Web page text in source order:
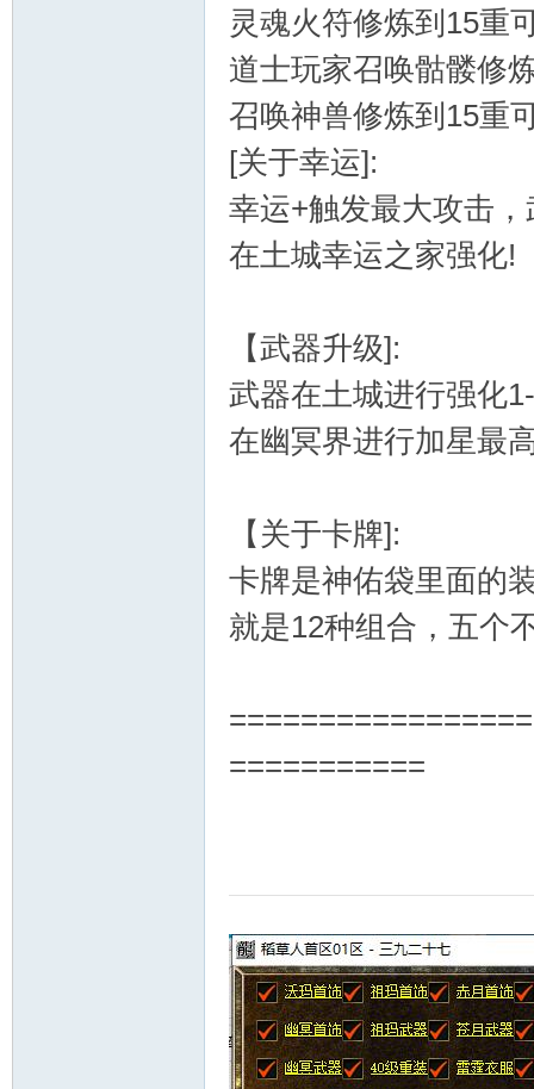
灵魂火符修炼到15重
道士玩家召唤骷髅修
召唤神兽修炼到15重
[关于幸运]:
幸运+触发最大攻击
在土城幸运之家强化!
【武器升级]:
武器在土城进行强化
在幽冥界进行加星最
【关于卡牌]:
卡牌是神佑袋里面的
就是12种组合，五个
===========